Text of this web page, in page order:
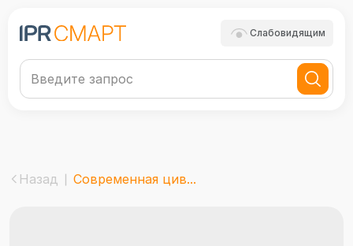
Слабовидящим
Назад Современная цив...